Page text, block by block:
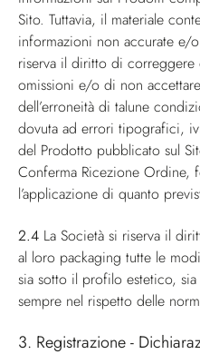
Sito. Tuttavia, il materiale
informazioni non accurate e/
riserva il diritto di correggere
omissioni e/o di non
dell’erroneità di talune
dovuta ad errori tipografici,
del Prodotto pubblicato sul
Conferma Ricezione Ordine,
l’applicazione di quanto
2.4 La Società si riserva il
al loro packaging tutte le
sia sotto il profilo estetico,
sempre nel rispetto delle
3. Registrazione -